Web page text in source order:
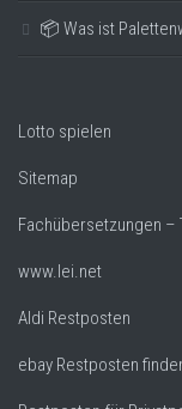
📦 Was ist
Lotto spielen
Sitemap
Fachübersetzungen –
www.lei.net
Aldi Restposten
ebay Restposten